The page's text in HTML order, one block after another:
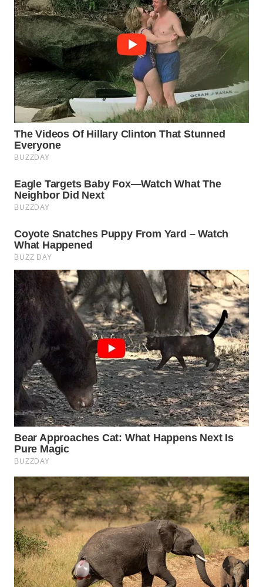
WN
KARAWANG
WN
BEKASI
WN
BOGOR
WN
DEPOK
WN
TAPANULI
UTARA
WN
SAMOSIR
WN
PADANG
LAWAS
WN
SUMEDANG
WN
CIANJUR
WN
KEPULAUAN
SERIBU
WN
TANGERANG
WN
BINJAI
WN
CIREBON